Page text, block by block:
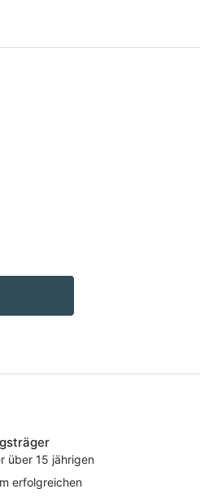
über 15 jährigen
erfolgreichen